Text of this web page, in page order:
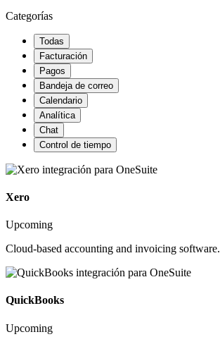
Categorías
Todas
Facturación
Pagos
Bandeja de correo
Calendario
Analítica
Chat
Control de tiempo
Xero
Upcoming
Cloud-based accounting and invoicing software.
QuickBooks
Upcoming